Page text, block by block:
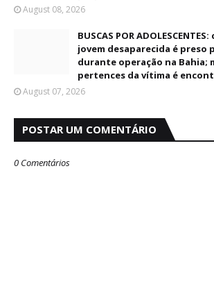
August 08, 2026
BUSCAS POR
jovem desaparecida é preso
durante operação na Bahia;
pertences da vítima é
August 07, 2026
POSTAR UM COMENTÁRIO
0 Comentários